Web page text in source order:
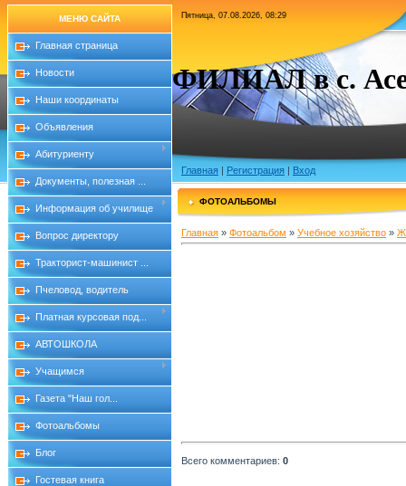
МЕНЮ САЙТА
Главная страница
Новости
Наши координаты
Объявления
Абитуриенту
Документы, полезная ...
Информация об училище
Вопрос директору
Тракторист-машинист ...
Пчеловод, водитель
Платная курсовая под...
АВТОШКОЛА
Учащимся
Газета "Наш гол...
Фотоальбомы
Блог
Гостевая книга
Пятница, 07.08.2026, 08:29
ФИЛИАЛ в с.
Главная | Регистрация | Вход
ФОТОАЛЬБОМЫ
Главная » Фотоальбом » Учебное хозяйство »
Всего комментариев: 0